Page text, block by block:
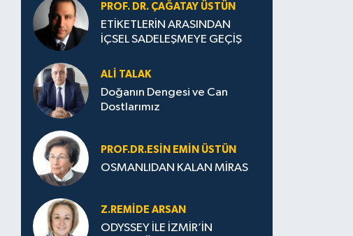
PROF. DR. ÇAĞATAY ÜSTÜN
ETİKETLERİN ARASINDAN
İÇSEL SADELEŞMEYE GEÇİŞ
ALI TALAK
Doğanın Dengesi ve Can
Dostlarımız
PROF.DR.ESIN EMIN ÜSTÜN
OSMANLIDAN KALAN MİRAS
Z.REMIDE ARSAN
ODYSSEY İLE İZMİR’İN